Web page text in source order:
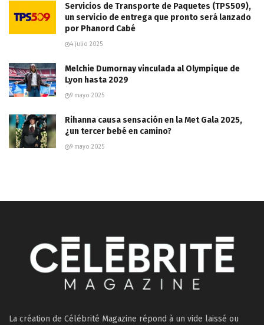
Servicios de Transporte de Paquetes (TPS509),
un servicio de entrega que pronto será lanzado
por Phanord Cabé
4 julio 2025
Melchie Dumornay vinculada al Olympique de
Lyon hasta 2029
9 mayo 2025
Rihanna causa sensación en la Met Gala 2025,
¿un tercer bebé en camino?
9 mayo 2025
La création de Célébrité Magazine répond à un vide laissé ou